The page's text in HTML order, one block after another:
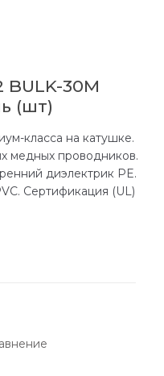
BULK-30M
(шт)
класса на катушке.
медных проводников.
диэлектрик PE.
Сертификация (UL)